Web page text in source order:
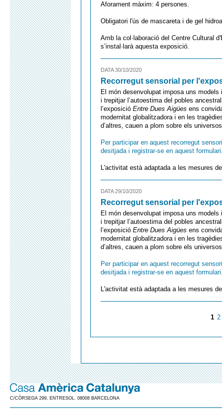
Aforament màxim: 4 persones.
Obligatori l'ús de mascareta i de gel
Amb la col·laboració del Centre Cultural
s’instal·larà aquesta exposició.
DATA 30/10/2020
Recorregut sensorial per
El món desenvolupat imposa uns
i trepitjar l’autoestima del pobles
l’exposició Entre Dues Aigües ens
modernitat globalitzadora i en les
d’altres, cauen a plom sobre els
Per participar en aquest recorregut
desitjada i registrar-se en aquest formulari
L'activitat està adaptada a les mesures
DATA 29/10/2020
Recorregut sensorial per
El món desenvolupat imposa uns
i trepitjar l’autoestima del pobles
l’exposició Entre Dues Aigües ens
modernitat globalitzadora i en les
d’altres, cauen a plom sobre els
Per participar en aquest recorregut
desitjada i registrar-se en aquest formulari
L'activitat està adaptada a les mesures
1 2
C/CÒRSEGA 299, ENTRESOL. 08008 BARCELONA